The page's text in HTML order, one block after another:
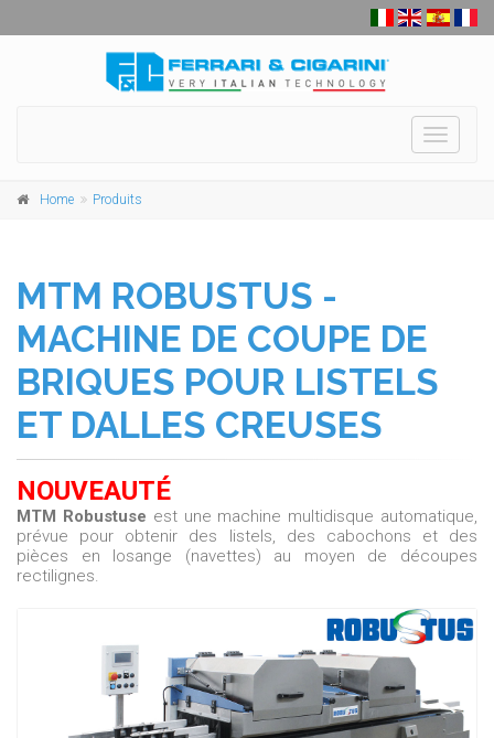
Toggle
Home Produits
MTM ROBUSTUS -
MACHINE DE COUPE DE
BRIQUES POUR LISTELS
ET DALLES CREUSES
NOUVEAUTÉ
MTM Robustuse est une machine multidisque automatique,
prévue pour obtenir des listels, des cabochons et des
pièces en losange (navettes) au moyen de découpes
rectilignes.